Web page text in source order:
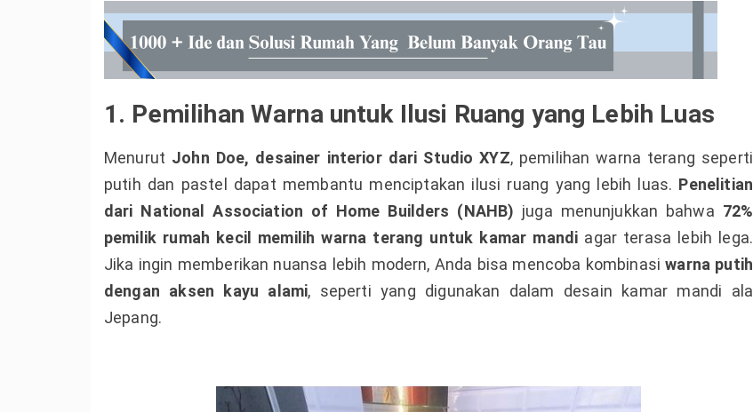
1. Pemilihan Warna untuk Ilusi Ruang yang Lebih Luas
Menurut John Doe, desainer interior dari Studio XYZ, pemilihan warna terang seperti
putih dan pastel dapat membantu menciptakan ilusi ruang yang lebih luas. Penelitian
dari National Association of Home Builders (NAHB) juga menunjukkan bahwa 72%
pemilik rumah kecil memilih warna terang untuk kamar mandi agar terasa lebih lega.
Jika ingin memberikan nuansa lebih modern, Anda bisa mencoba kombinasiwarna putih
dengan aksen kayu alami, seperti yang digunakan dalam desain kamar mandi ala
Jepang.